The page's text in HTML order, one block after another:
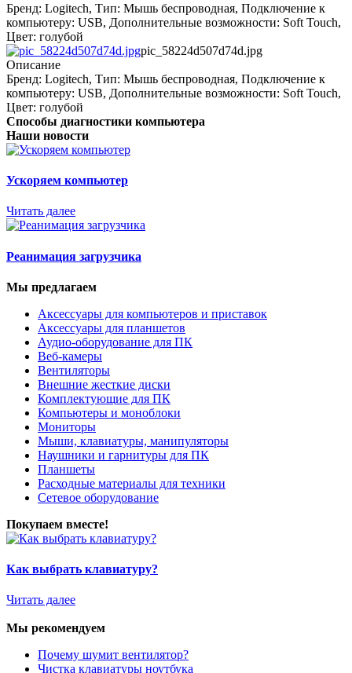
Бренд: Logitech, Тип: Мышь беспроводная, Подключение к
компьютеру: USB, Дополнительные возможности: Soft Touch,
Цвет: голубой
pic_58224d507d74d.jpg
Описание
Бренд: Logitech, Тип: Мышь беспроводная, Подключение к
компьютеру: USB, Дополнительные возможности: Soft Touch,
Цвет: голубой
Способы диагностики компьютера
Наши новости
Ускоряем компьютер
Читать далее
Реанимация загрузчика
Мы предлагаем
Аксессуары для компьютеров и приставок
Аксессуары для планшетов
Аудио-оборудование для ПК
Веб-камеры
Вентиляторы
Внешние жесткие диски
Комплектующие для ПК
Компьютеры и моноблоки
Мониторы
Мыши, клавиатуры, манипуляторы
Наушники и гарнитуры для ПК
Планшеты
Расходные материалы для техники
Сетевое оборудование
Покупаем вместе!
Как выбрать клавиатуру?
Читать далее
Мы рекомендуем
Почему шумит вентилятор?
Чистка клавиатуры ноутбука